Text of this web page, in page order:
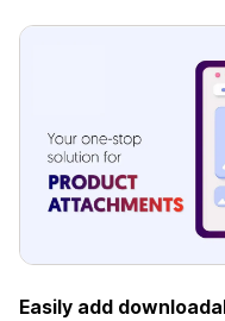
Easily add